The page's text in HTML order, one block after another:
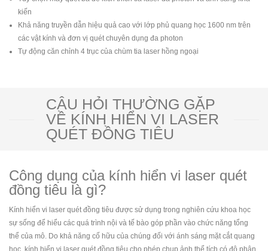
kiến
Khả năng truyền dẫn hiệu quả cao với lớp phủ quang học 1600 nm trên
các vật kính và đơn vị quét chuyên dụng đa photon
Tự động căn chỉnh 4 trục của chùm tia laser hồng ngoại
CÂU HỎI THƯỜNG GẶP
VỀ KÍNH HIỂN VI LASER
QUÉT ĐỒNG TIÊU
Công dụng của kính hiển vi laser quét
đồng tiêu là gì?
Kính hiển vi laser quét đồng tiêu được sử dụng trong nghiên cứu khoa học
sự sống để hiểu các quá trình nội và tế bào góp phần vào chức năng tổng
thể của mô. Do khả năng cố hữu của chúng đối với ánh sáng mặt cắt quang
học, kính hiển vi laser quét đồng tiêu cho phép chụp ảnh thể tích có độ phân